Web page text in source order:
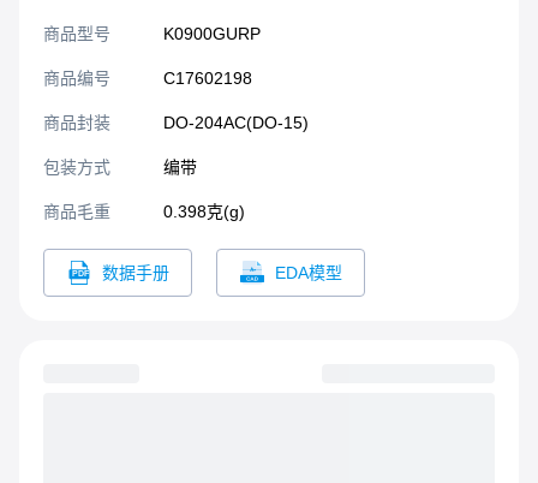
商品型号 K0900GURP
商品编号 C17602198
商品封装 DO-204AC(DO-15)​
包装方式 编带
商品毛重 0.398克(g)
数据手册 EDA模型